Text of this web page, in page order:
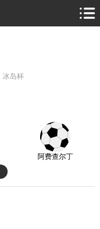
冰岛杯
阿费查尔丁